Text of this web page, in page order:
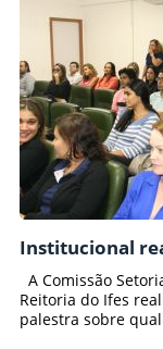
Institucional
A Comissão
Reitoria do Ifes
palestra sobre